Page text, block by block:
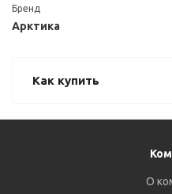
Бренд
Арктика
Как купить
О